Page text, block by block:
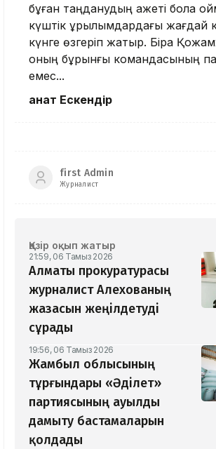
бұған таңданудың қажеті бола
күштік құрылымдардағы жағдай
күнге өзгеріп жатыр. Бірақ
оның бұрынғы командасының
емес...
Қанат Ескендір
first Admin
Журналист
Қазір оқып жатыр
21:59, 06 Тамыз 2026
Алматы прокуратурасы
журналист Алехованың
жазасын жеңілдетуді
сұрады
19:56, 06 Тамыз 2026
Жамбыл облысының
тұрғындары «Әділет»
партиясының ауылды
дамыту бастамаларын
қолдады